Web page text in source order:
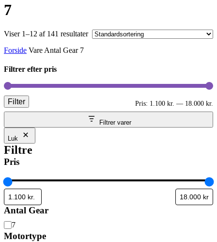
7
Viser 1–12 af 141 resultater
Forside Vare Antal Gear 7
Filtrer efter pris
Filter Pris: 1.100 kr. — 18.000 kr.
Filtrer varer
Luk
Filtre
Pris
Antal Gear
Antal
Gear
7
Motortype